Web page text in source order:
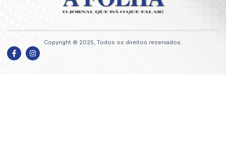
Copyright © 2025, Todos os direitos reservados.